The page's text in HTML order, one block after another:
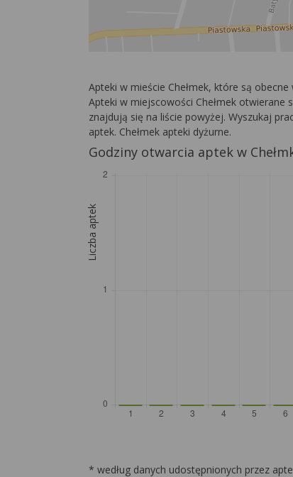
Apteki w mieście Chełmek, które są
Apteki w miejscowości Chełmek otwierane
znajdują się na liście powyżej. Wyszukaj
aptek. Chełmek apteki dyżurne.
Godziny otwarcia aptek w
Liczba aptek
* według danych udostępnionych przez